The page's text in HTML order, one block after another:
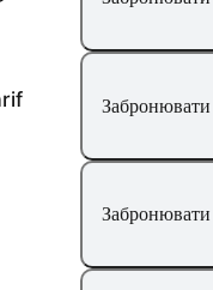
Забронювати
Забронювати